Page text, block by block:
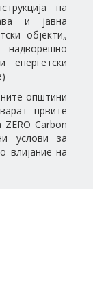
на
и јавна
објекти„
енергетски
општини
првите
Carbon
услови за
влијание на